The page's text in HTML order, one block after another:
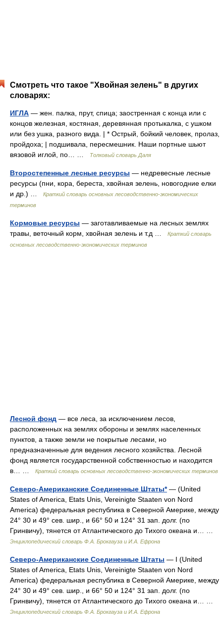
Смотреть что такое "Хвойная зелень" в других
словарях:
ИГЛА — жен. палка, прут, спица; заостренная с конца или с
концов железная, костяная, деревянная протыкалка, с ушком
или без ушка, разного вида. | * Острый, бойкий человек, пролаз,
пройдоха; | подшивала, пересмешник. Наши портные шьют
вязовой иглой, по… …
Толковый словарь Даля
Второстепенные лесные ресурсы — недревесные лесные
ресурсы (пни, кора, береста, хвойная зелень, новогодние елки
и др.) …
Краткий словарь основных лесоводственно-экономических
терминов
Кормовые ресурсы — заготавливаемые на лесных землях
травы, веточный корм, хвойная зелень и т.д …
Краткий словарь
основных лесоводственно-экономических терминов
Лесной фонд — все леса, за исключением лесов,
расположенных на землях обороны и землях населенных
пунктов, а также земли не покрытые лесами, но
предназначенные для ведения лесного хозяйства. Лесной
фонд является государственной собственностью и находится
в… …
Краткий словарь основных лесоводственно-экономических терминов
Северо-Американские Соединенные Штаты*— (United
States of America, Etats Unis, Vereinigte Staaten von Nord
America) федеральная республика в Северной Америке, между
24° 30 и 49° сев. шир., и 66° 50 и 124° 31 зап. долг. (по
Гринвичу), тянется от Атлантического до Тихого океана и… …
Энциклопедический словарь Ф.А. Брокгауза и И.А. Ефрона
Северо-Американские Соединенные Штаты — I (United
States of America, Etats Unis, Vereinigte Staaten von Nord
America) федеральная республика в Северной Америке, между
24° 30 и 49° сев. шир., и 66° 50 и 124° 31 зап. долг. (по
Гринвичу), тянется от Атлантического до Тихого океана и… …
Энциклопедический словарь Ф.А. Брокгауза и И.А. Ефрона